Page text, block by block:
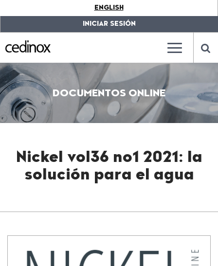
label.access.jump.content???
???
label.access.jump.header???
label.access.jump.footer???
???
label.access.jump.menu???
ENGLISH
INICIAR SESIÓN
???
???
DOCUMENTOS ONLINE
Nickel vol36 no1 2021: la
solución para el agua